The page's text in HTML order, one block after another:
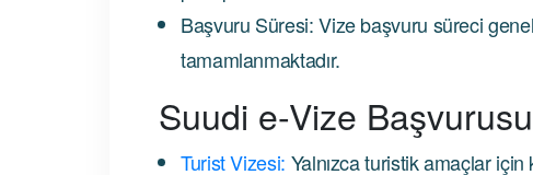
Başvuru Süresi: Vize başvuru süreci
tamamlanmaktadır.
Suudi e-Vize
Turist Vizesi: Yalnızca turistik amaçlar